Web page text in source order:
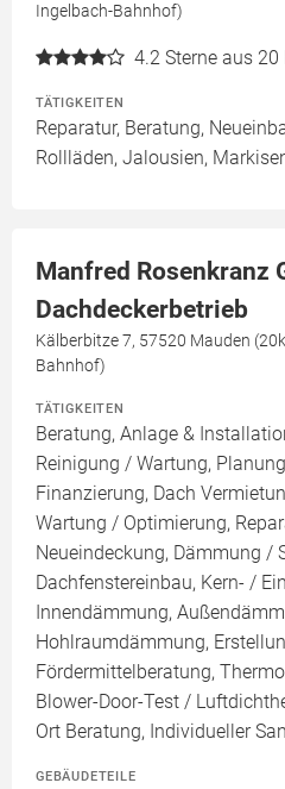
Ingelbach-Bahnhof)
4.2 Sterne aus
TÄTIGKEITEN
Reparatur, Beratung,
Rollläden, Jalousien,
Manfred Rosenkranz
Dachdeckerbetrieb
Kälberbitze 7, 57520 Mauden
Bahnhof)
TÄTIGKEITEN
Beratung, Anlage &
Reinigung / Wartung,
Finanzierung, Dach
Wartung / Optimierung,
Neueindeckung, Dämmung /
Dachfenstereinbau, Kern- /
Innendämmung,
Hohlraumdämmung,
Fördermittelberatung,
Blower-Door-Test /
Ort Beratung, Individueller
GEBÄUDETEILE